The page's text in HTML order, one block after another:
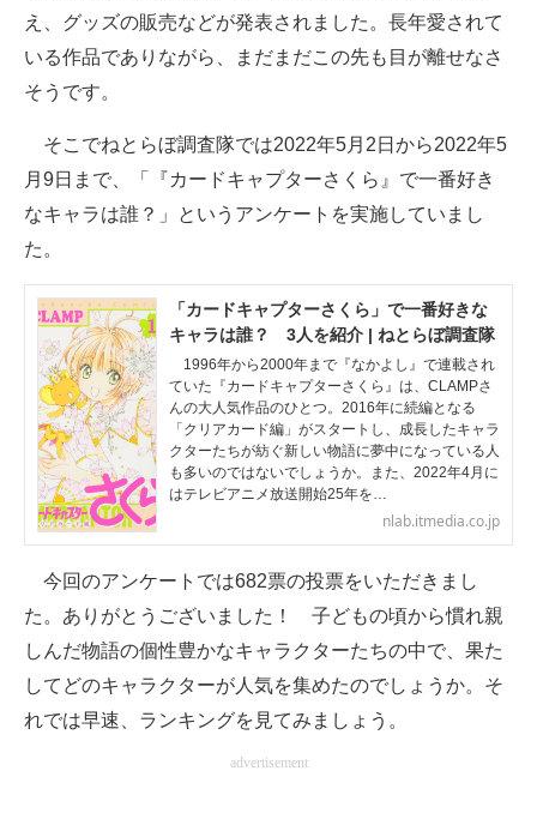
AI活用のいまが分かる
マーケ×ITの今がよく分かる
企業向けIT製品の総合サイト
IT製品の技術・比較・事例
製造業のIT導入・活用を支援
モノづくり技術者専門サイト
エレクトロニクス専門サイト
電子設計の基本と応用
エネルギーの専門メディア
建設×テクノロジーの最前線
ちょっと気になるネットの話題
え、グッズの販売などが発表されました。長年愛されて
いる作品でありながら、まだまだこの先も目が離せなさ
そうです。
そこでねとらぼ調査隊では2022年5月2日から2022年5
月9日まで、「『カードキャプターさくら』で一番好き
なキャラは誰？」というアンケートを実施していまし
た。
「カードキャプターさくら」で一番好きな
キャラは誰？ 3人を紹介 | ねとらぼ調査隊
1996年から2000年まで『なかよし』で連載され
ていた『カードキャプターさくら』は、CLAMPさ
んの大人気作品のひとつ。2016年に続編となる
「クリアカード編」がスタートし、成長したキャラ
クターたちが紡ぐ新しい物語に夢中になっている人
も多いのではないでしょうか。また、2022年4月に
はテレビアニメ放送開始25年を…
nlab.itmedia.co.jp
今回のアンケートでは682票の投票をいただきまし
た。ありがとうございました！ 子どもの頃から慣れ親
しんだ物語の個性豊かなキャラクターたちの中で、果た
してどのキャラクターが人気を集めたのでしょうか。そ
れでは早速、ランキングを見てみましょう。
advertisement